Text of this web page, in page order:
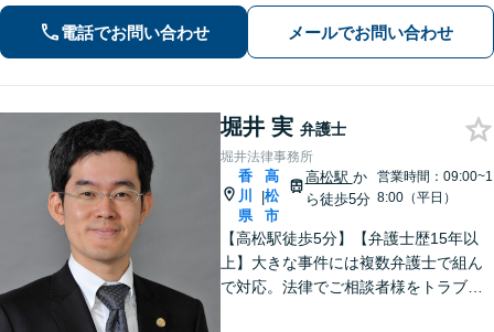
整理等。地域密着型で丁寧に対応しま
す。【高松駅徒歩10分】【所属弁護士3
名】
電話でお問い合わせ メールでお問い合わせ
堀井 実 弁護士
堀井法律事務所
香
川
県
|
高
松
市
高松駅 か
ら徒歩5分
営業時間：09:00~1
8:00（平日）
【高松駅徒歩5分】【弁護士歴15年以
上】大きな事件には複数弁護士で組ん
で対応。法律でご相談者様をトラブル